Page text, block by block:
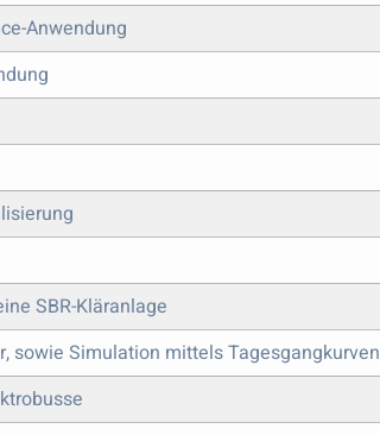
Anwendung
SBR-Kläranlage
sowie Simulation mittels Tagesgangkurven